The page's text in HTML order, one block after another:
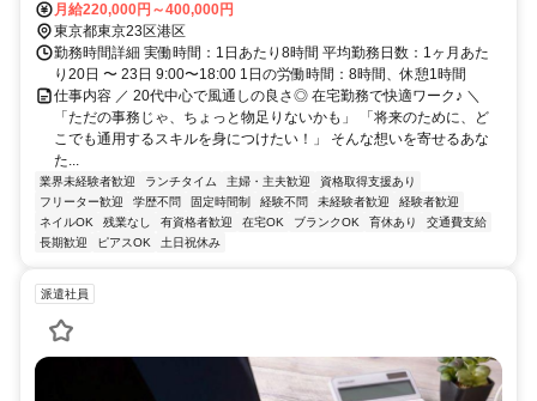
月給220,000円～400,000円
東京都東京23区港区
勤務時間詳細 実働時間：1日あたり8時間 平均勤務日数：1ヶ月あた
り20日 〜 23日 9:00〜18:00 1日の労働時間：8時間、休憩1時間
仕事内容 ／ 20代中心で風通しの良さ◎ 在宅勤務で快適ワーク♪ ＼
「ただの事務じゃ、ちょっと物足りないかも」 「将来のために、ど
こでも通用するスキルを身につけたい！」 そんな想いを寄せるあな
た...
業界未経験者歓迎 ランチタイム 主婦・主夫歓迎
資格取得支援あり
フリーター歓迎
学歴不問 固定時間制 経験不問 未経験者歓迎
経験者歓迎
ネイルOK
残業なし 有資格者歓迎 在宅OK ブランクOK 育休あり
交通費支給
長期歓迎
ピアスOK 土日祝休み
派遣社員